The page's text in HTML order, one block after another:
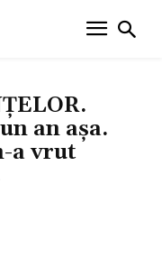
an aşa.
a vrut